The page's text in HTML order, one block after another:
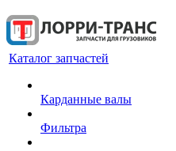
Каталог запчастей
Карданные валы
Фильтра